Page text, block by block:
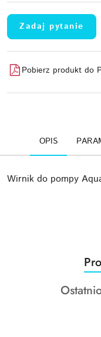
Zadaj pytanie
Pobierz produkt do
OPIS
Wirnik do pompy
Pomiń karuzelę
o